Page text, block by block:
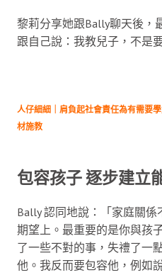
黎莉分享她跟Bally聊天後，
跟自己說：我教兒子，不是
人仔細細｜肩負起社會責任為有需要
材施教
包容孩子 逐步建立
Bally 認同地說：「家庭關
期望上。最重要的是你與孩
了一些不對的事，失禮了一
他。我反而要包容他，例如